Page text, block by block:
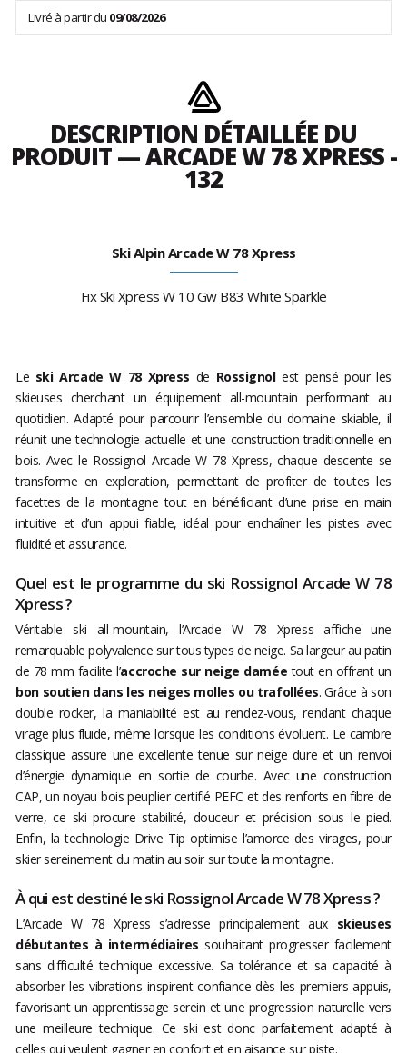
Livré à partir du 09/08/2026
DESCRIPTION DÉTAILLÉE DU
PRODUIT — ARCADE W 78 XPRESS -
132
Ski Alpin Arcade W 78 Xpress
Fix Ski Xpress W 10 Gw B83 White Sparkle
Le ski Arcade W 78 Xpress de Rossignolest pensé pour les
skieuses cherchant un équipement all-mountain performant au
quotidien. Adapté pour parcourir l’ensemble du domaine skiable, il
réunit une technologie actuelle et une construction traditionnelle en
bois. Avec le Rossignol Arcade W 78 Xpress, chaque descente se
transforme en exploration, permettant de profiter de toutes les
facettes de la montagne tout en bénéficiant d’une prise en main
intuitive et d’un appui fiable, idéal pour enchaîner les pistes avec
fluidité et assurance.
Quel est le programme du ski Rossignol Arcade W 78
Xpress ?
Véritable ski all-mountain, l’Arcade W 78 Xpress affiche une
remarquable polyvalence sur tous types de neige. Sa largeur au patin
de 78 mm facilite l’accroche sur neige damée tout en offrant un
bon soutien dans les neiges molles ou trafollées. Grâce à son
double rocker, la maniabilité est au rendez-vous, rendant chaque
virage plus fluide, même lorsque les conditions évoluent. Le cambre
classique assure une excellente tenue sur neige dure et un renvoi
d’énergie dynamique en sortie de courbe. Avec une construction
CAP, un noyau bois peuplier certifié PEFC et des renforts en fibre de
verre, ce ski procure stabilité, douceur et précision sous le pied.
Enfin, la technologie Drive Tip optimise l’amorce des virages, pour
skier sereinement du matin au soir sur toute la montagne.
À qui est destiné le ski Rossignol Arcade W 78 Xpress ?
L’Arcade W 78 Xpress s’adresse principalement aux skieuses
débutantes à intermédiaires souhaitant progresser facilement
sans difficulté technique excessive. Sa tolérance et sa capacité à
absorber les vibrations inspirent confiance dès les premiers appuis,
favorisant un apprentissage serein et une progression naturelle vers
une meilleure technique. Ce ski est donc parfaitement adapté à
celles qui veulent gagner en confort et en aisance sur piste.